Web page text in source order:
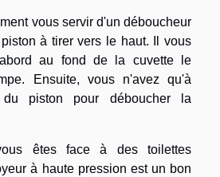
vous servir d'un déboucheur
à tirer vers le haut. Il vous
au fond de la cuvette le
Ensuite, vous n'avez qu'à
piston pour déboucher la
êtes face à des toilettes
à haute pression est un bon